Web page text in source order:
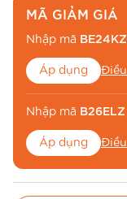
MÃ GIẢM GIÁ
Nhập mã
Áp dụng
Nhập mã B26ELZ
Áp dụng
Nhập mã